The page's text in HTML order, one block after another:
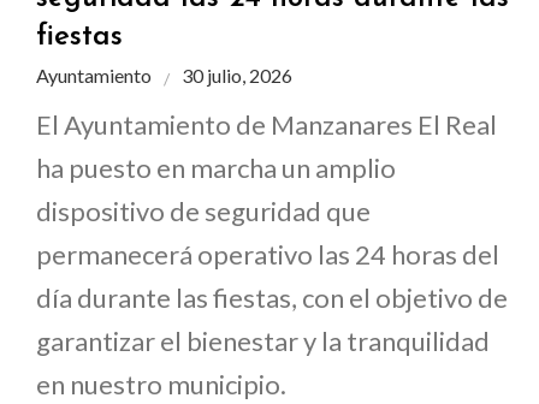
fiestas
Ayuntamiento 30 julio, 2026
El Ayuntamiento de Manzanares El Real
ha puesto en marcha un amplio
dispositivo de seguridad que
permanecerá operativo las 24 horas del
día durante las fiestas, con el objetivo de
garantizar el bienestar y la tranquilidad
en nuestro municipio.